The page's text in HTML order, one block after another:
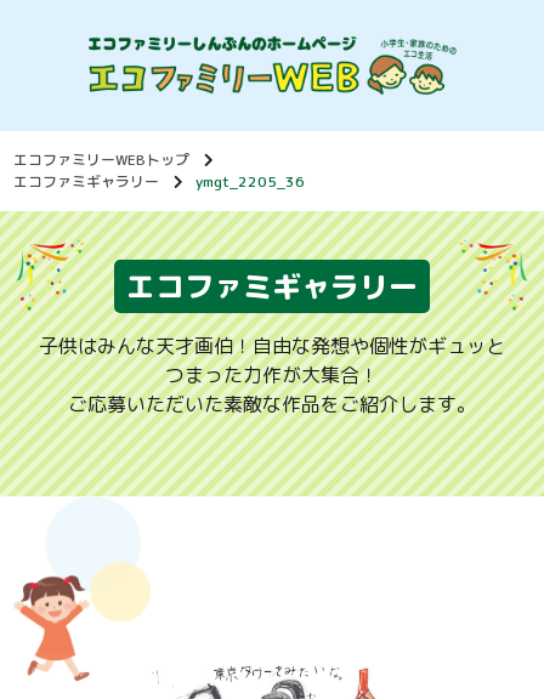
エコファミリーWEBトップ
エコファミギャラリー
ymgt_2205_36
エコファミギャラリー
子供はみんな天才画伯！自由な発想や個性がギュッと
つまった力作が大集合！
ご応募いただいた素敵な作品をご紹介します。